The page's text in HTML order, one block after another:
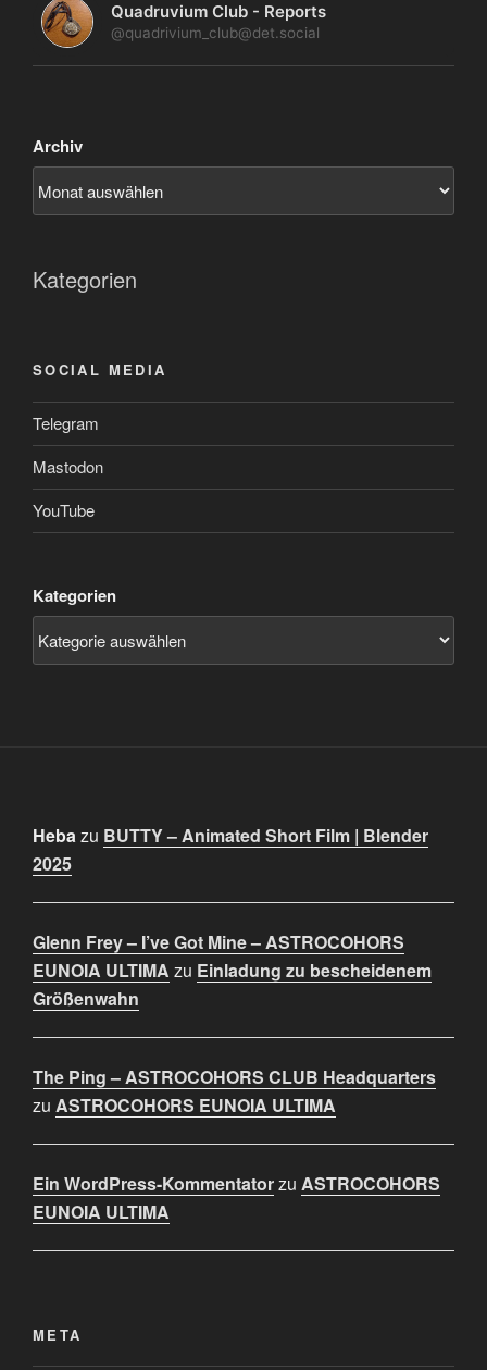
Quadruvium Club - Reports
@quadrivium_club@det.social
Archiv
Kategorien
SOCIAL MEDIA
Telegram
Mastodon
YouTube
Kategorien
Hebazu BUTTY – Animated Short Film | Blender
2025
Glenn Frey – I’ve Got Mine – ASTROCOHORS
EUNOIA ULTIMA zu Einladung zu bescheidenem
Größenwahn
The Ping – ASTROCOHORS CLUB Headquarters
zu ASTROCOHORS EUNOIA ULTIMA
Ein WordPress-Kommentatorzu ASTROCOHORS
EUNOIA ULTIMA
META